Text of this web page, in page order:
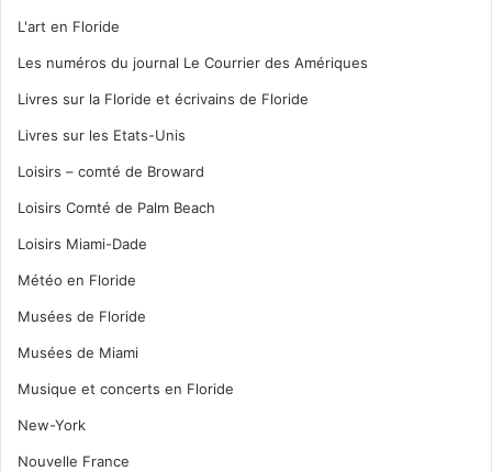
L'art en Floride
Les numéros du journal Le Courrier des Amériques
Livres sur la Floride et écrivains de Floride
Livres sur les Etats-Unis
Loisirs – comté de Broward
Loisirs Comté de Palm Beach
Loisirs Miami-Dade
Météo en Floride
Musées de Floride
Musées de Miami
Musique et concerts en Floride
New-York
Nouvelle France